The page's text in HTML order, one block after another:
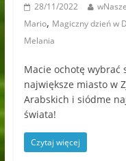
28/11/2022
Mario, Magiczny dzień w
Melania
Macie ochotę wybrać
największe miasto w
Arabskich i siódme
świata!
Czytaj więcej